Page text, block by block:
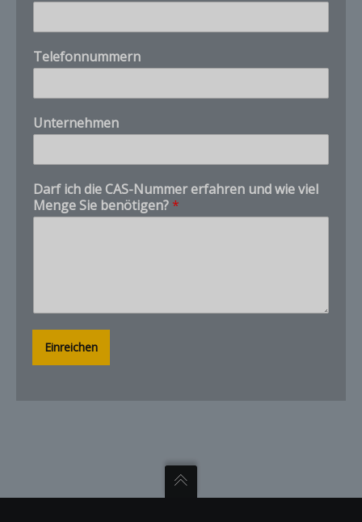
Telefonnummern
C
A
-
N
u
m
e
Unternehmen
Darf ich die CAS-Nummer erfahren und wie viel
Menge Sie benötigen? *
Einreichen
Customer Service
SEND